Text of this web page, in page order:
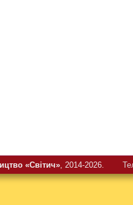
«Свiтич», 2014-2026.